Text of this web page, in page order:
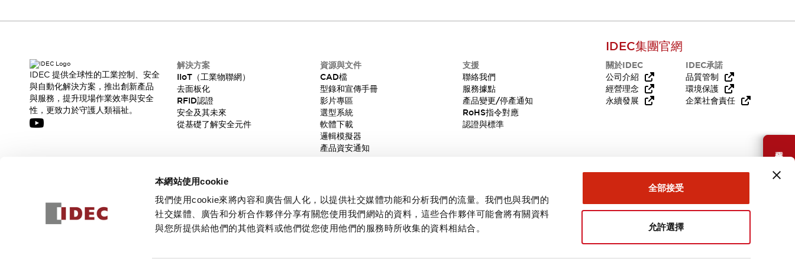
本網站使用cookie
我們使用cookie來將內容和廣告個人化，以提供社交媒體功能和分析我們的流量。我們也與我們的
社交媒體、廣告和分析合作夥伴分享有關您使用我們網站的資料，這些合作夥伴可能會將有關資料
與您所提供給他們的其他資料或他們從您使用他們的服務時所收集的資料相結合。
全部接受
允許選擇
需要幫助嗎？
IDEC 提供全球性的工業控制、安全
與自動化解決方案，推出創新產品
與服務，提升現場作業效率與安全
性，更致力於守護人類福祉。
解決方案
IIoT（工業物聯網）
去面板化
RFID認證
安全及其未來
從基礎了解安全元件
資源與文件
CAD檔
型錄和宣傳手冊
影片專區
選型系統
軟體下載
邏輯模擬器
產品資安通知
支援
聯絡我們
服務據點
產品變更/停產通知
RoHS指令對應
認證與標準
IDEC集團官網
關於IDEC
公司介紹
經營理念
永續發展
IDEC承諾
品質管制
環境保護
企業社會責任
訂閱
隱私權政策使用條款 台灣